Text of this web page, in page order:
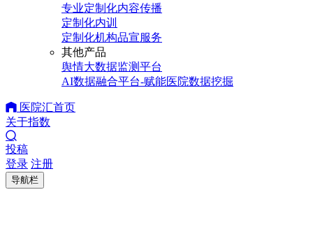
专业定制化内容传播
定制化内训
定制化机构品宣服务
其他产品
舆情大数据监测平台
AI数据融合平台-赋能医院数据挖掘
医院汇首页
关于指数
投稿
登录 注册
导航栏